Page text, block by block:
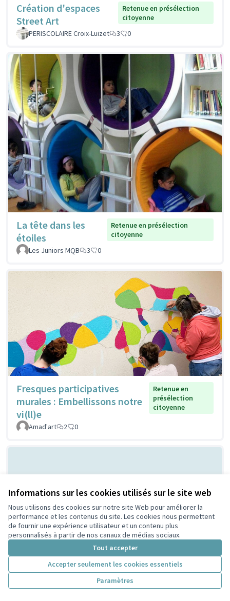
Informations sur les cookies utilisés sur le site web
Nous utilisons des cookies sur notre site Web pour améliorer la
performance et les contenus du site. Les cookies nous permettent
de fournir une expérience utilisateur et un contenu plus
personnalisés à partir de nos canaux de médias sociaux.
Tout accepter
Accepter seulement les cookies essentiels
Paramètres
Création d'espaces
Street Art
Retenue en présélection
citoyenne
PERISCOLAIRE Croix-Luizet
3 0
La tête dans les
étoiles
Retenue en présélection
citoyenne
Les Juniors MQB
3 0
Fresques participatives
murales : Embellissons notre
vi(ll)e
Retenue en
présélection
citoyenne
Amad'art 2 0
Les cabanes à
Retenue en présélection
citoyenne
PeriscoZay
2 0